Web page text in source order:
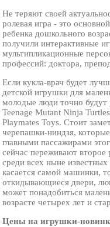
Не теряют своей
ролевая игра - это
ребенка дошкольного
получили интерактивные
мультипликационные
профессий: доктора,
Если кукла-врач будет
детской игрушки для
молодые люди точно
Teenage Mutant Ninja
Playmates Toys. Стоит
черепашки-ниндзя,
главными пассажирами
сейчас переживают второе
среди всех ныне
касается самой машинки,
откидывающиеся двери,
может понадобиться
возрасте четырех лет и
Цены на игрушки-